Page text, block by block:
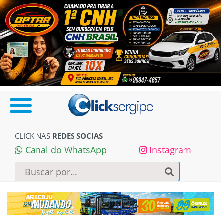
CLICK NAS REDES SOCIAS
Canal do WhatsApp Instagram